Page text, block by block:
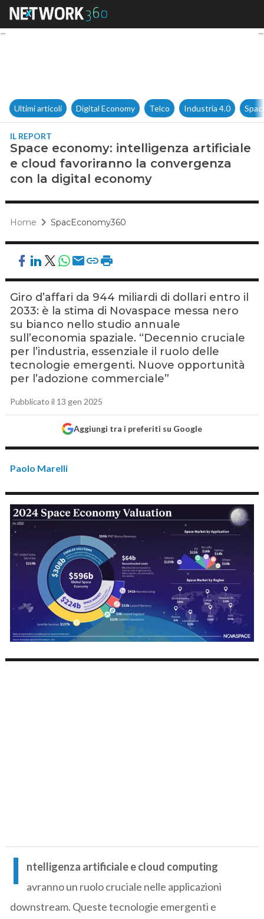
Space economy:
Ultimi articoli Digital Economy Telco Industria 4.0
IL REPORT
Space economy: intelligenza artificiale
e cloud favoriranno la convergenza
con la digital economy
Home SpacEconomy360
Giro d’affari da 944 miliardi di dollari entro il
2033: è la stima di Novaspace messa nero
su bianco nello studio annuale
sull’economia spaziale. “Decennio cruciale
per l’industria, essenziale il ruolo delle
tecnologie emergenti. Nuove opportunità
per l’adozione commerciale”
Pubblicato il 13 gen 2025
Aggiungi tra i preferiti su Google
Paolo Marelli
I
ntelligenza artificiale e cloud computing
avranno un ruolo cruciale nelle applicazioni
downstream. Queste tecnologie emergenti e